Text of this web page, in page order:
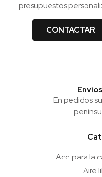
presupuestos
CONTACTAR
En pedidos
Acc. para la
Aire